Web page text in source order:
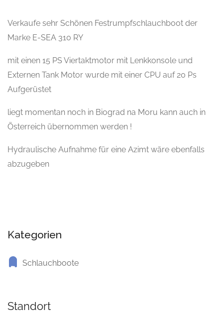
Verkaufe sehr Schönen Festrumpfschlauchboot der
Marke E-SEA 310 RY
mit einen 15 PS Viertaktmotor mit Lenkkonsole und
Externen Tank Motor wurde mit einer CPU auf 20 Ps
Aufgerüstet
liegt momentan noch in Biograd na Moru kann auch in
Österreich übernommen werden !
Hydraulische Aufnahme für eine Azimt wäre ebenfalls
abzugeben
Kategorien
Schlauchboote
Standort